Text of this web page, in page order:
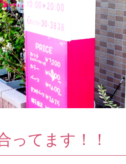
ってます！！